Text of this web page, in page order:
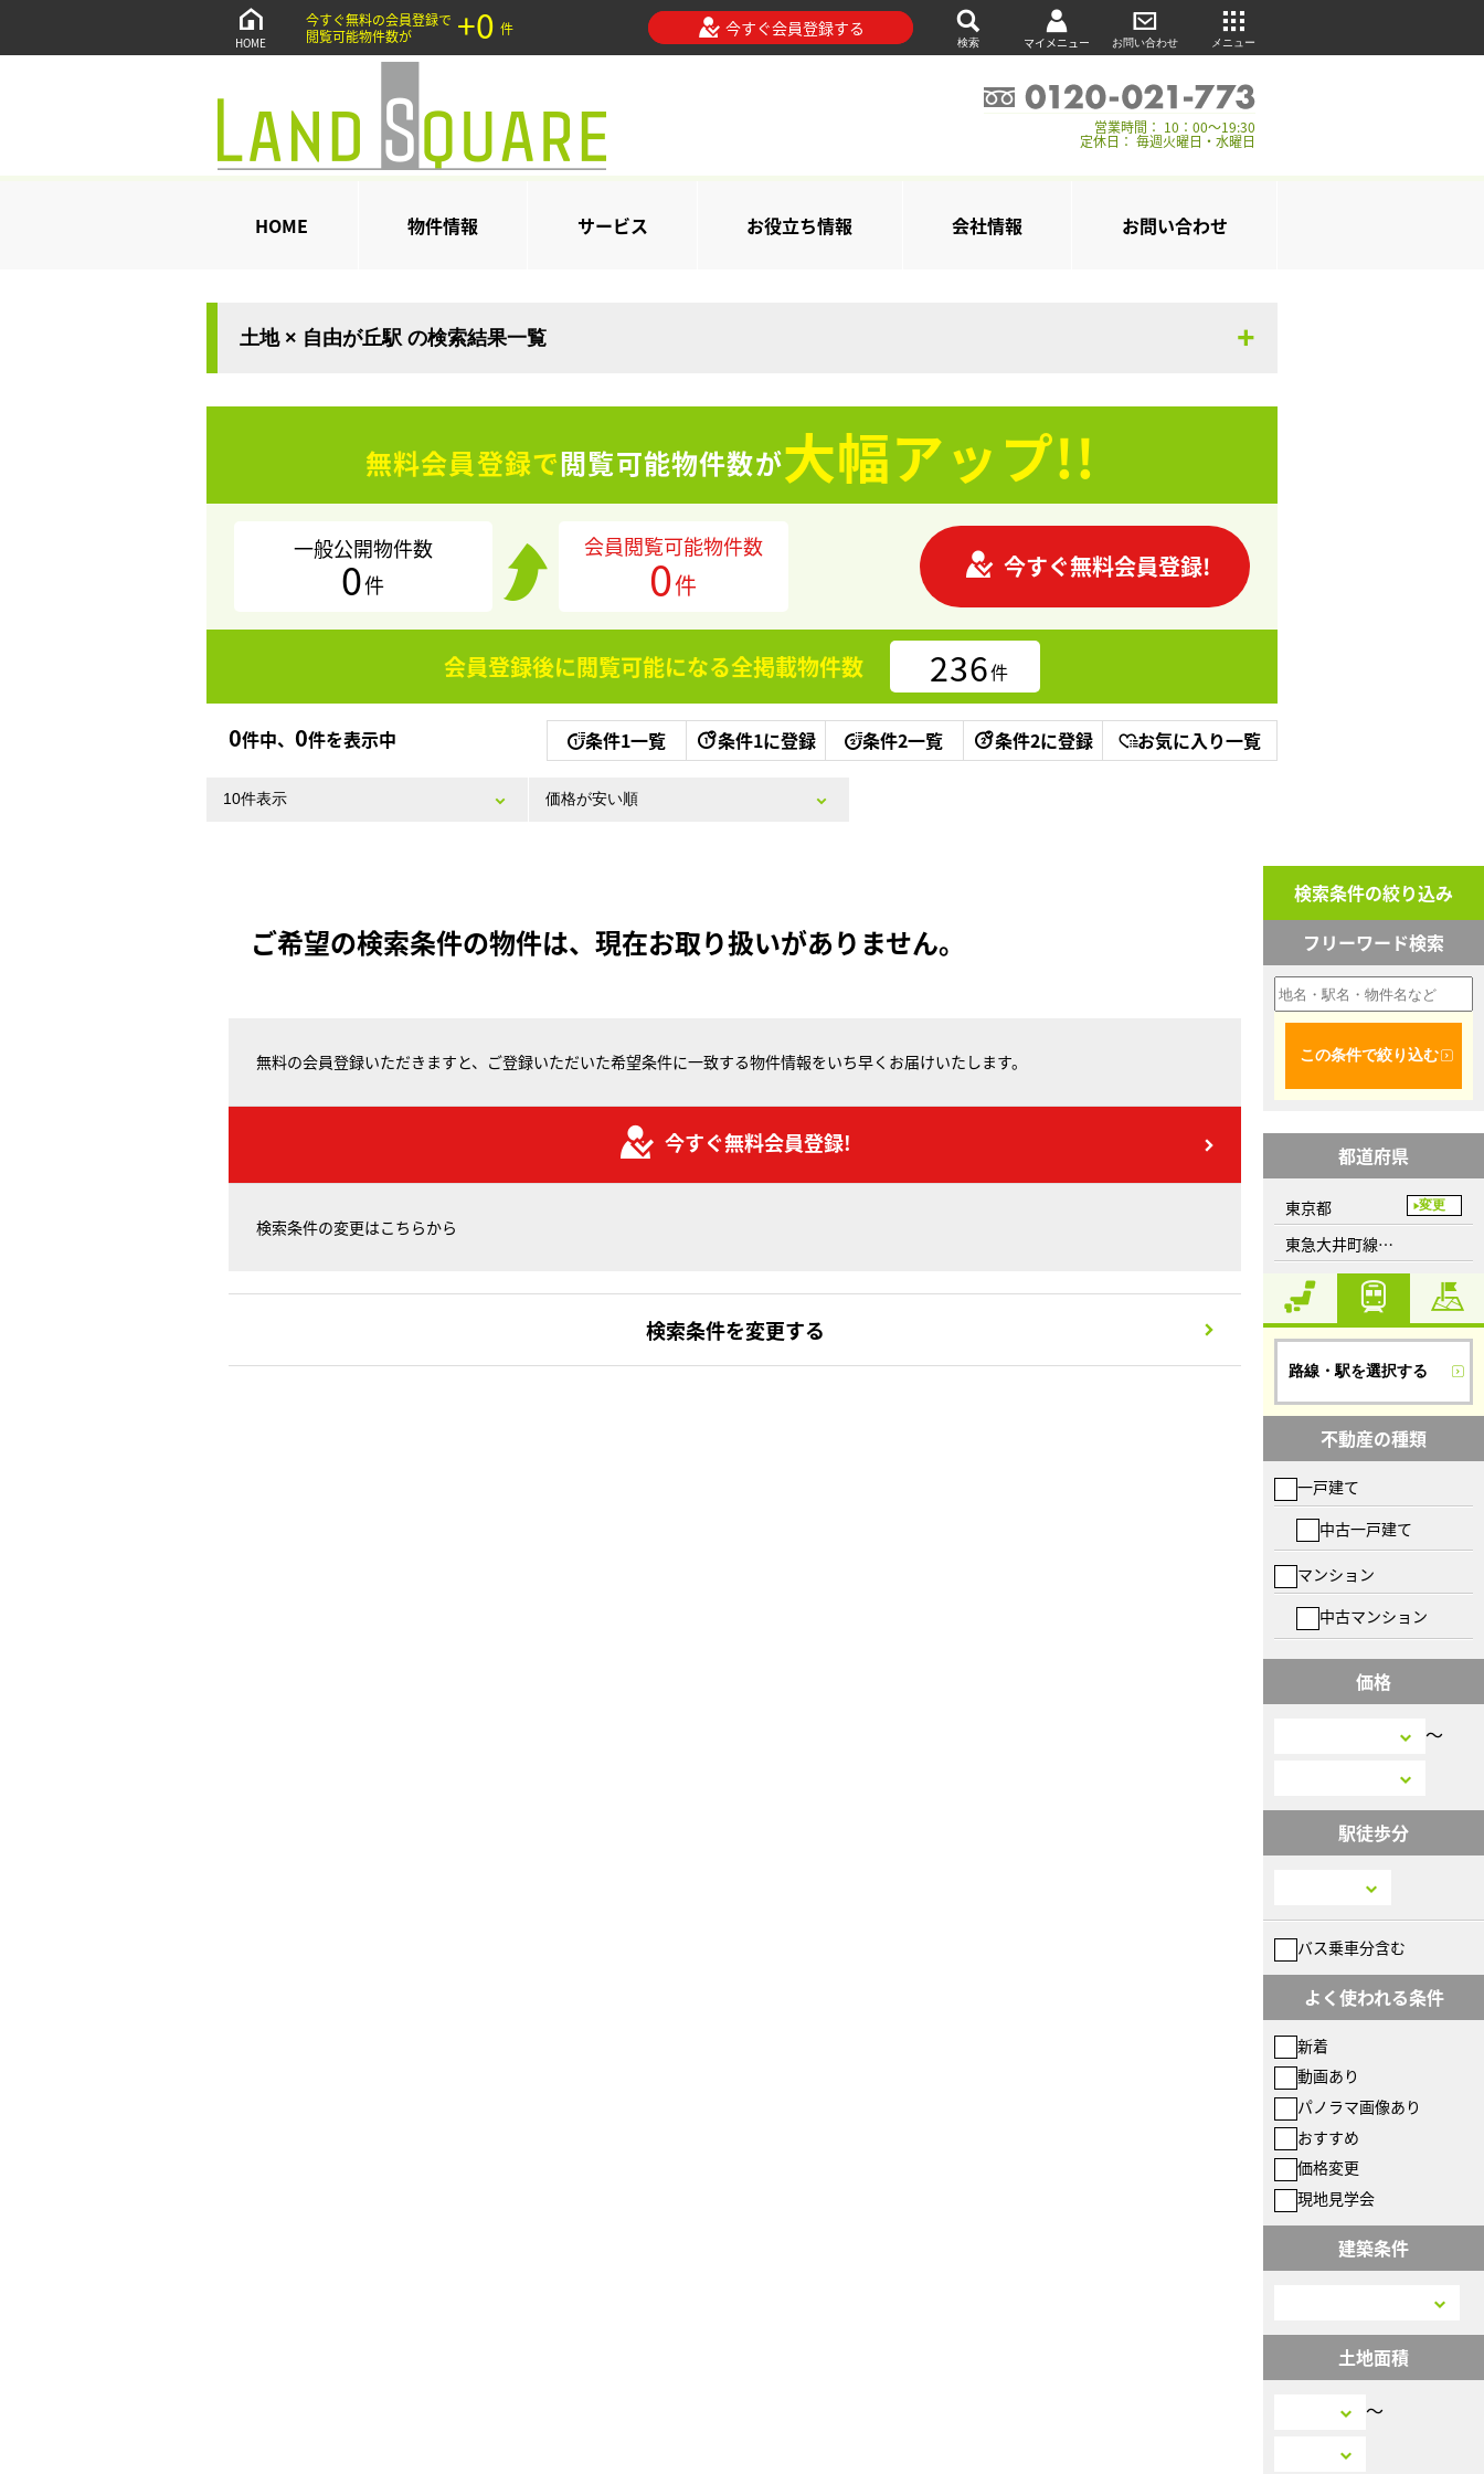
HOME
今すぐ無料の会員登録で
閲覧可能物件数が
+0 件 今すぐ会員登録する
検索 マイメニュー お問い合わせ メニュー
営業時間： 10：00～19:30
定休日： 毎週火曜日・水曜日
HOME 物件情報 サービス お役立ち情報 会社情報 お問い合わせ
土地 × 自由が丘駅 の検索結果一覧
無料会員登録で閲覧可能物件数が大幅アップ!!
一般公開物件数
0件
会員閲覧可能物件数
0件
今すぐ無料会員登録!
会員登録後に閲覧可能になる全掲載物件数 236件
0件中、 0件を表示中 条件1一覧 条件1に登録 条件2一覧 条件2に登録 お気に入り一覧
ご希望の検索条件の物件は、現在お取り扱いがありません。
無料の会員登録いただきますと、ご登録いただいた希望条件に一致する物件情報をいち早くお届けいたします。
今すぐ無料会員登録!
検索条件の変更はこちらから
検索条件を変更する
検索条件の絞り込み
フリーワード検索
この条件で絞り込む
都道府県
東京都 変更
東急大井町線、自由が丘駅
路線・駅を選択する
不動産の種類
一戸建て
中古一戸建て
マンション
中古マンション
価格
〜
駅徒歩分
バス乗車分含む
よく使われる条件
新着
動画あり
パノラマ画像あり
おすすめ
価格変更
現地見学会
建築条件
土地面積
〜